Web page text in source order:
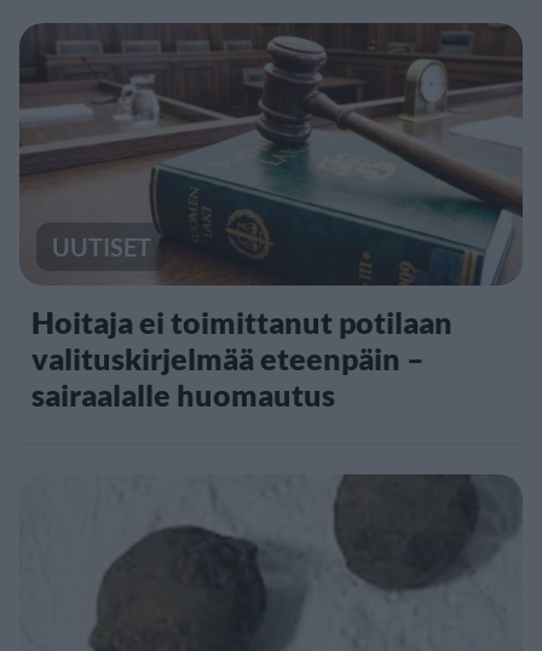
UUTISET
Hoitaja ei toimittanut potilaan
valituskirjelmää eteenpäin –
sairaalalle huomautus